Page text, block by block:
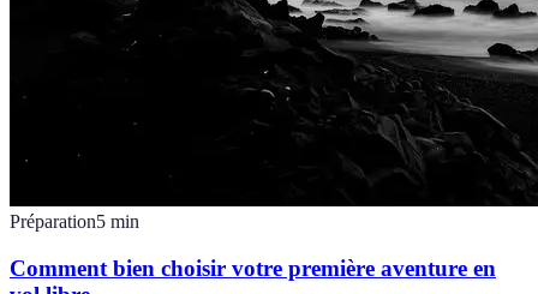
Préparation5 min
Comment bien choisir votre première aventure en